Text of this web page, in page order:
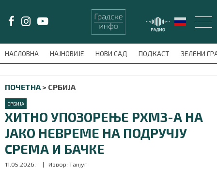
НАСЛОВНА НАЈНОВИЈЕ НОВИ САД ПОДКАСТ ЗЕЛЕНИ
meni'); $this_item = current( wp_filter_object_list(
ПОЧЕТНА > СРБИЈА
СРБИЈА
ХИТНО УПОЗОРЕЊЕ РХМЗ-А НА
ЈАКО НЕВРЕМЕ НА ПОДРУЧЈУ
СРЕМА И БАЧКЕ
11.05.2026. | Извор: Танјуг
LAT/ЋИР
НАСЛОВНА
НАЈНОВИЈЕ
НОВИ САД
ПОДКАСТ